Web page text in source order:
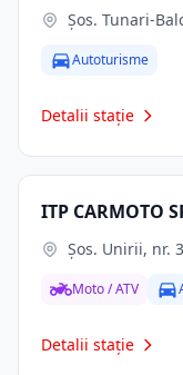
Şos. Tunari-
Autoturisme
Detalii stație
ITP CARMOTO
Şos. Unirii, nr.
Moto / ATV
Detalii stație